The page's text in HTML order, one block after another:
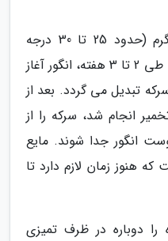
مرحله سوم: ظرف را در جای گرم (حدود 25 تا 30 درجه
سانتی گراد) و تاریک قرار دهید. طی 2 تا 3 هفته، انگور آغاز
تبدیل می گردد. بعد از
تخمیر انجام شد، سرکه را از
انگور جدا شوند. مایع
هنوز زمان لازم دارد تا
دوباره در ظرف تمیزی